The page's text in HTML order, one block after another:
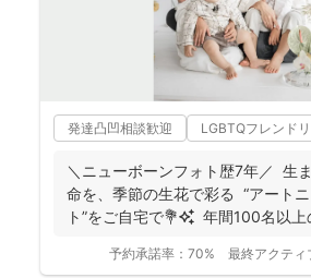
発達凸凹相談歓迎 LGBTQフレンド
＼ニューボーンフォト歴7年／ 生まれたての小さな
命を、季節の生花で彩る “アートニューボーンフォ
ト”をご自宅で💐✨ 年間100名以上
予約承諾率： 70% 最終アクティ